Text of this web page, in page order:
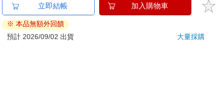
金石堂及銀行均不會請您操作ATM! 如接獲電話要求您前往
ATM提款機，請不要聽從指示，以免受騙上當！
退換貨須知：
立即結帳 加入購物車
※ 本品無額外回饋
預計 2026/09/02 出貨
大量採購